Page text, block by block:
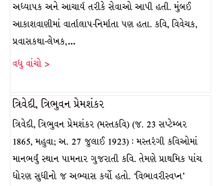
અધ્યાપક અને આચાર્ય તરીકે સેવાઓ આપી હતી. મુંબઈ
આકાશવાણીમાં વાર્તાલાપ-નિર્માતા પણ હતા. કવિ, વિવેચક,
પ્રવાસકથા-લેખક,…
વધુ વાંચો >
ત્રિવેદી, ત્રિભુવન પ્રેમશંકર
ત્રિવેદી, ત્રિભુવન પ્રેમશંકર (મસ્તકવિ) (જ. 23 સપ્ટેમ્બર
1865, મહુવા; અ. 27 જુલાઈ 1923) : મસ્તરંગી કવિઓમાં
માનભર્યું સ્થાન પામનાર ગુજરાતી કવિ. તેમણે પ્રાથમિક પાંચ
ધોરણ સુધીનો જ અભ્યાસ કર્યો હતો. ‘વિભાવરીસ્વપ્ન’